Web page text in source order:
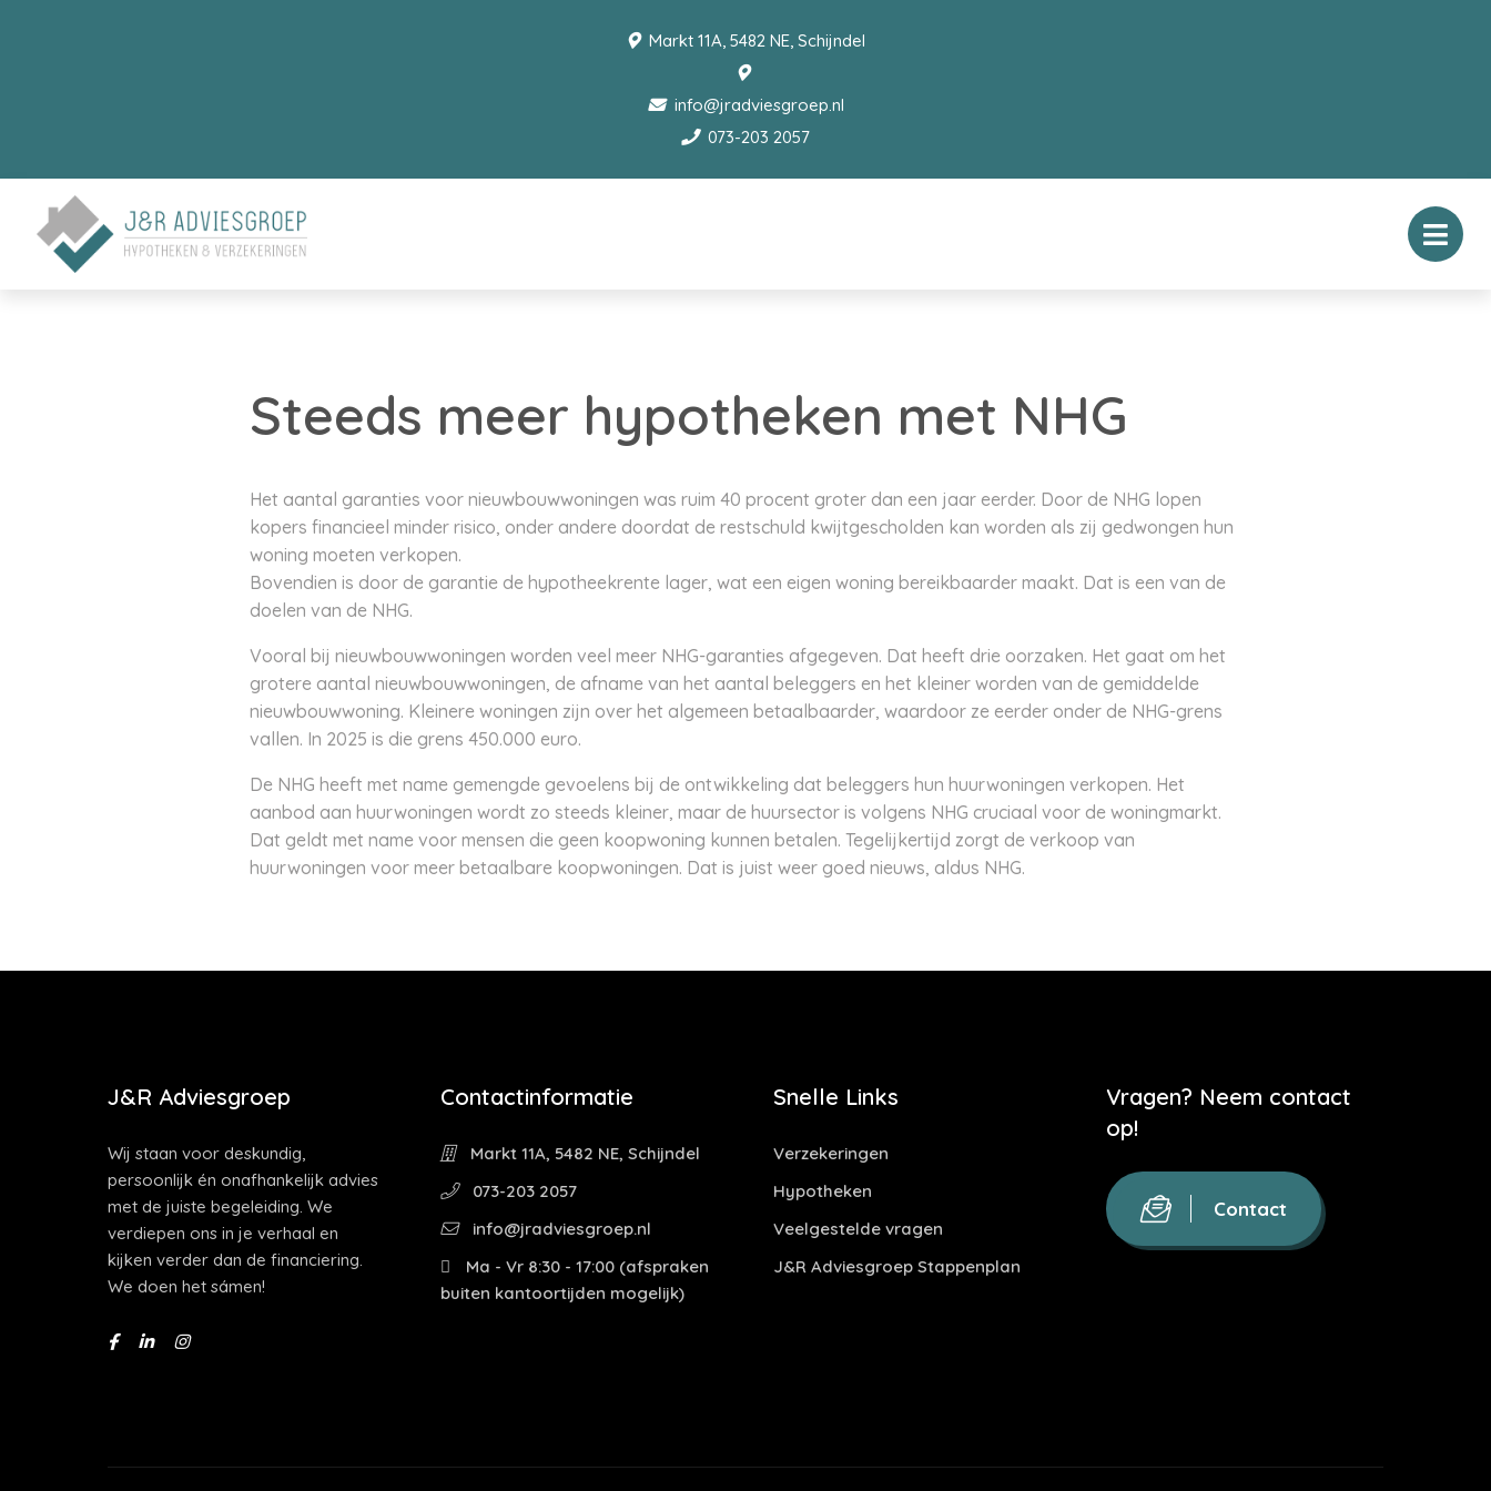
Markt 11A, 5482 NE, Schijndel
info@jradviesgroep.nl
073-203 2057
Steeds meer hypotheken met NHG
Het aantal garanties voor nieuwbouwwoningen was ruim 40 procent groter dan een jaar eerder. Door de NHG lopen
kopers financieel minder risico, onder andere doordat de restschuld kwijtgescholden kan worden als zij gedwongen hun
woning moeten verkopen.
Bovendien is door de garantie de hypotheekrente lager, wat een eigen woning bereikbaarder maakt. Dat is een van de
doelen van de NHG.
Vooral bij nieuwbouwwoningen worden veel meer NHG-garanties afgegeven. Dat heeft drie oorzaken. Het gaat om het
grotere aantal nieuwbouwwoningen, de afname van het aantal beleggers en het kleiner worden van de gemiddelde
nieuwbouwwoning. Kleinere woningen zijn over het algemeen betaalbaarder, waardoor ze eerder onder de NHG-grens
vallen. In 2025 is die grens 450.000 euro.
De NHG heeft met name gemengde gevoelens bij de ontwikkeling dat beleggers hun huurwoningen verkopen. Het
aanbod aan huurwoningen wordt zo steeds kleiner, maar de huursector is volgens NHG cruciaal voor de woningmarkt.
Dat geldt met name voor mensen die geen koopwoning kunnen betalen. Tegelijkertijd zorgt de verkoop van
huurwoningen voor meer betaalbare koopwoningen. Dat is juist weer goed nieuws, aldus NHG.
J&R Adviesgroep
Wij staan voor deskundig,
persoonlijk én onafhankelijk advies
met de juiste begeleiding. We
verdiepen ons in je verhaal en
kijken verder dan de financiering.
We doen het sámen!
Contactinformatie
Markt 11A, 5482 NE, Schijndel
073-203 2057
info@jradviesgroep.nl
Ma - Vr 8:30 - 17:00 (afspraken
buiten kantoortijden mogelijk)
Snelle Links
Verzekeringen
Hypotheken
Veelgestelde vragen
J&R Adviesgroep Stappenplan
Vragen? Neem contact
op!
Contact